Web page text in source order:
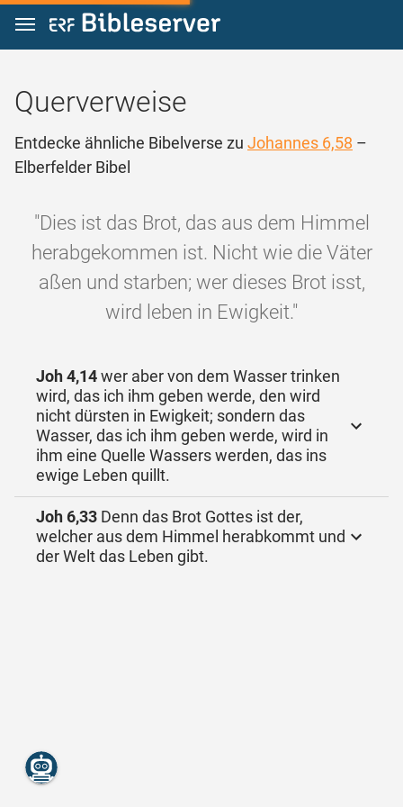
Zum Inhalt springen
Querverweise
Entdecke ähnliche Bibelverse zu Johannes 6,58 –
Elberfelder Bibel
"Dies ist das Brot, das aus dem Himmel
herabgekommen ist. Nicht wie die Väter
aßen und starben; wer dieses Brot isst,
wird leben in Ewigkeit."
Joh 4,14wer aber von dem Wasser trinken
wird, das ich ihm geben werde, den wird
nicht dürsten in Ewigkeit; sondern das
Wasser, das ich ihm geben werde, wird in
ihm eine Quelle Wassers werden, das ins
ewige Leben quillt.
Joh 6,33 Denn das Brot Gottes ist der,
welcher aus dem Himmel herabkommt und
der Welt das Leben gibt.